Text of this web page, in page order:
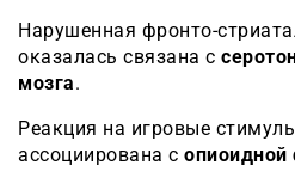
Нарушенная фронто-
оказалась связана с
мозга.
Реакция на игровые
ассоциирована с опиоидной